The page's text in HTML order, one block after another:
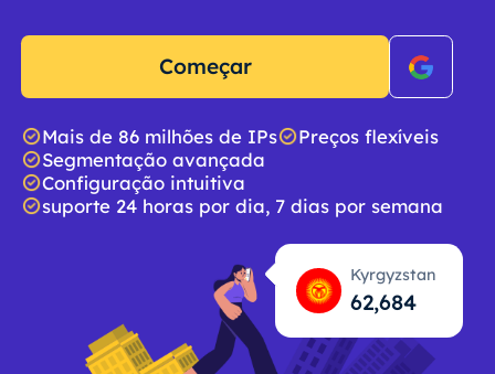
Começar
Mais de 86 milhões de IPs
Preços flexíveis
Segmentação avançada
Configuração intuitiva
suporte 24 horas por dia, 7 dias por semana
Kyrgyzstan
62,685